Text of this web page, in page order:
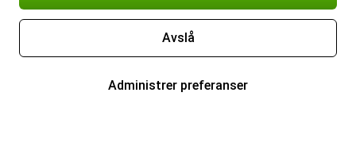
Avslå
Administrer preferanser